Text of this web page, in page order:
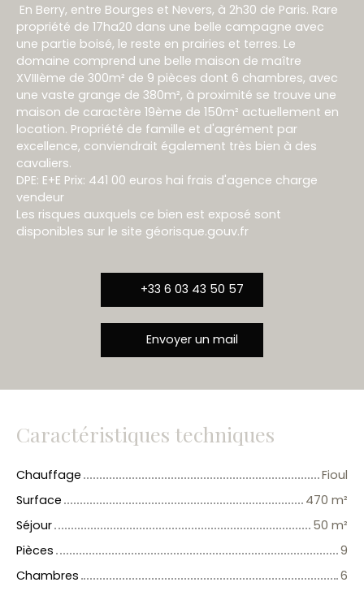
En Berry, entre Bourges et Nevers, à 2h30 de Paris. Rare
propriété de 17ha20 dans une belle campagne avec
une partie boisé, le reste en prairies et terres. Le
domaine comprend une belle maison de maître
XVIIIème de 300m² de 9 pièces dont 6 chambres, avec
une vaste grange de 380m², à proximité se trouve une
maison de caractère 19ème de 150m² actuellement en
location. Propriété de famille et d'agrément par
excellence, conviendrait également très bien à des
cavaliers.
DPE: E+E Prix: 441 00 euros hai frais d'agence charge
vendeur
Les risques auxquels ce bien est exposé sont
disponibles sur le site géorisque.gouv.fr
+33 6 03 43 50 57
Envoyer un mail
Caractéristiques techniques
Chauffage
Fioul
Surface
470 m²
Séjour
50 m²
Pièces
9
Chambres
6